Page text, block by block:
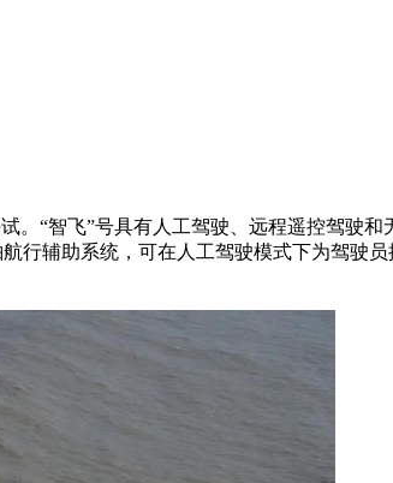
。“智飞”号具有人工驾驶、远程遥控驾驶
辅助系统，可在人工驾驶模式下为驾驶